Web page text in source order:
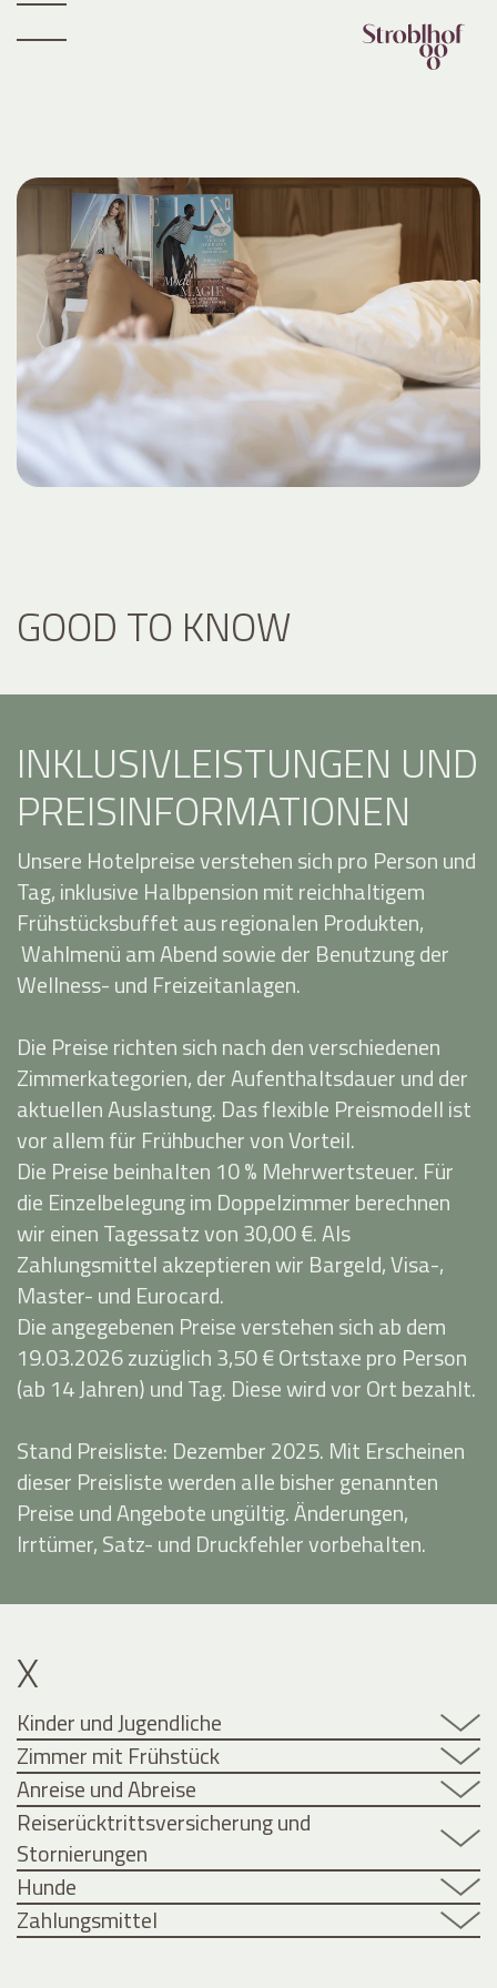
GOOD TO KNOW
INKLUSIVLEISTUNGEN UND
PREISINFORMATIONEN
Unsere Hotelpreise verstehen sich pro Person und
Tag, inklusive Halbpension mit reichhaltigem
Frühstücksbuffet aus regionalen Produkten,
Wahlmenü am Abend sowie der Benutzung der
Wellness- und Freizeitanlagen.
Die Preise richten sich nach den verschiedenen
Zimmerkategorien, der Aufenthaltsdauer und der
aktuellen Auslastung. Das flexible Preismodell ist
vor allem für Frühbucher von Vorteil.
Die Preise beinhalten 10 % Mehrwertsteuer. Für
die Einzelbelegung im Doppelzimmer berechnen
wir einen Tagessatz von 30,00 €. Als
Zahlungsmittel akzeptieren wir Bargeld, Visa-,
Master- und Eurocard.
Die angegebenen Preise verstehen sich ab dem
19.03.2026 zuzüglich 3,50 € Ortstaxe pro Person
(ab 14 Jahren) und Tag. Diese wird vor Ort bezahlt.
Stand Preisliste: Dezember 2025. Mit Erscheinen
dieser Preisliste werden alle bisher genannten
Preise und Angebote ungültig. Änderungen,
Irrtümer, Satz- und Druckfehler vorbehalten.
X
Kinder und Jugendliche
Zimmer mit Frühstück
Anreise und Abreise
Reiserücktrittsversicherung und
Stornierungen
Hunde
Zahlungsmittel